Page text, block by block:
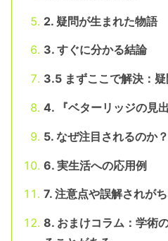
2. 疑問が生まれた物語
3. すぐに分かる結論
3.5 まずここで解決：
4. 『ベターリッジの見
5. なぜ注目されるのか？
6. 実生活への応用例
7. 注意点や誤解されが
8. おまけコラム：学術